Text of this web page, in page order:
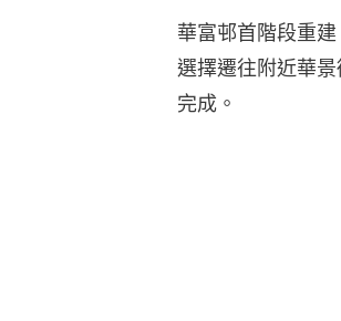
華富邨首階段重
選擇遷往附近華
完成。